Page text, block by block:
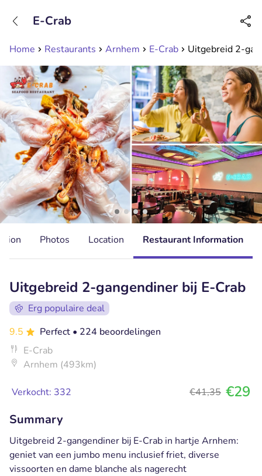
Available until 23:00
Home Restaurants Arnhem E-Crab Uitgebreid 2-
E-Crab
Photos Location Restaurant Information
Uitgebreid 2-gangendiner bij E-Crab
Erg populaire deal
9.5
Perfect • 224 beoordelingen
E-Crab
Arnhem (493km)
Verkocht: 332 €41,35 €29
Summary
Uitgebreid 2-gangendiner bij E-Crab in hartje Arnhem:
geniet van een jumbo menu inclusief friet, diverse
vissoorten en dame blanche als nagerecht